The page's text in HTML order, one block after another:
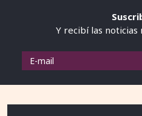
Y recibí las